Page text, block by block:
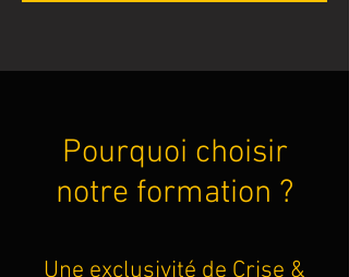
Pourquoi choisir
notre formation ?
Une exclusivité de Crise &